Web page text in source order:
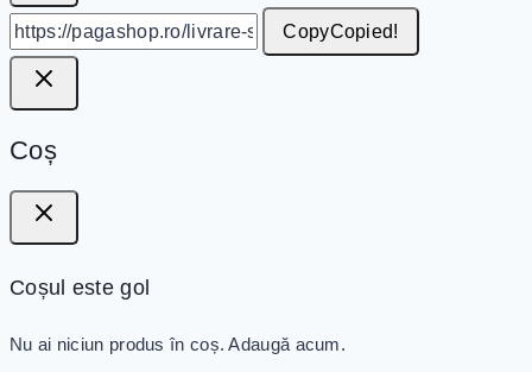
CopyCopied!
Coș
Coșul este gol
Nu ai niciun produs în coș. Adaugă acum.